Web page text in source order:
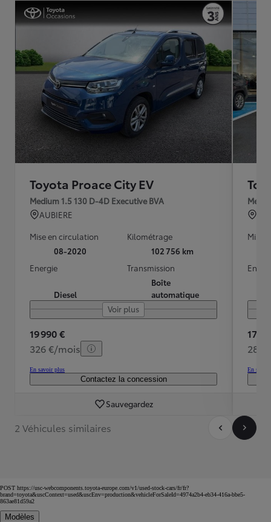
Toyota Proace City EV
Medium 1.5 130 D-4D Executive BVA
AUBIERE
Mise en circulation
08-2020
Kilométrage
102 756 km
Energie
Diesel
Transmission
Boîte
automatique
Voir plus
19 990 €
326 €/mois
En savoir plus
Contactez la concession
Sauvegardez
Mise
17
280
En
2 Véhicules similaires
POST https://usc-webcomponents.toyota-europe.com/v1/used-stock-cars/fr/fr?
brand=toyota&uscContext=used&uscEnv=production&vehicleForSaleId=4974a2b4-eb34-416a-bbe5-
863ae81d59a2
Modèles